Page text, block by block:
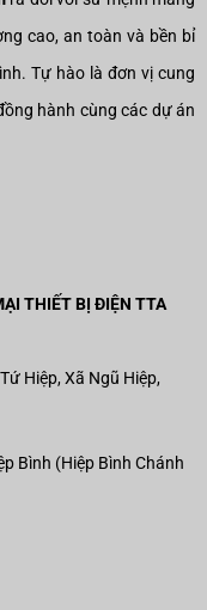
cao, an toàn và bền bỉ
Tự hào là đơn vị cung
hành cùng các dự án
THIẾT BỊ ĐIỆN TTA
Hiệp, Xã Ngũ Hiệp,
Bình (Hiệp Bình Chánh